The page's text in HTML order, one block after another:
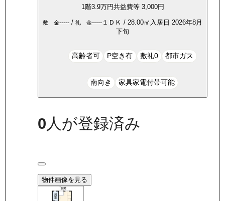
1階3.9万円共益費等 3,000円
敷 金----- / 礼 金----- １ＤＫ / 28.00㎡ 入居日 2026年8月
下旬
高齢者可 P空き有 敷礼0 都市ガス
南向き 家具家電付帯可能
0 人が登録済み
物件画像を見る